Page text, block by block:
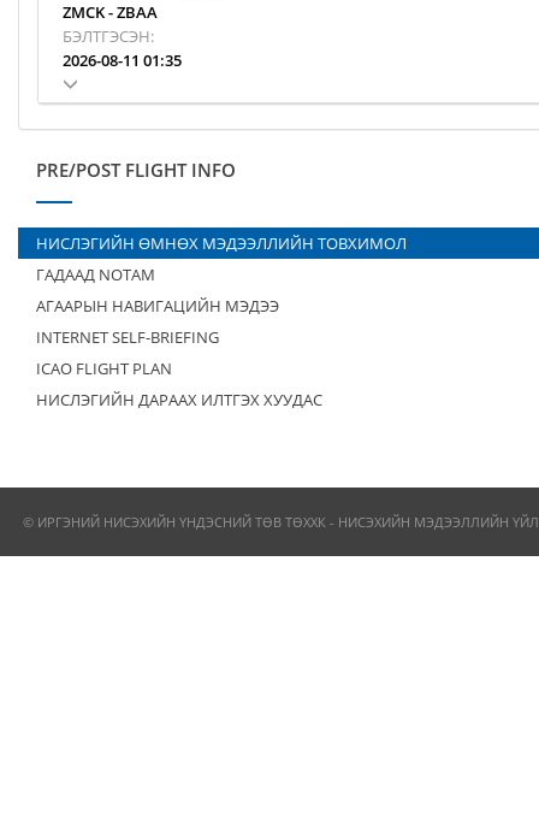
ZMCK-ZBAA
БЭЛТГЭСЭН:
2026-08-11 01:35
PRE/POST FLIGHT INFO
НИСЛЭГИЙН ӨМНӨХ МЭДЭЭЛЛИЙН ТОВХИМОЛ
ГАДААД NOTAM
АГААРЫН НАВИГАЦИЙН МЭДЭЭ
INTERNET SELF-BRIEFING
ICAO FLIGHT PLAN
НИСЛЭГИЙН ДАРААХ ИЛТГЭХ ХУУДАС
© ИРГЭНИЙ НИСЭХИЙН ҮНДЭСНИЙ ТӨВ ТӨХХК - НИСЭХИЙН МЭДЭЭЛЛИЙН